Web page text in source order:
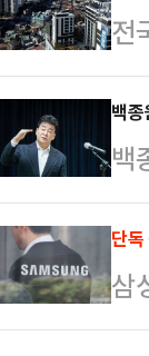
호
전
후
보
한
로
호
전
최
는
선
도
지
백
백
튜
백
가
역
단독
삼
데